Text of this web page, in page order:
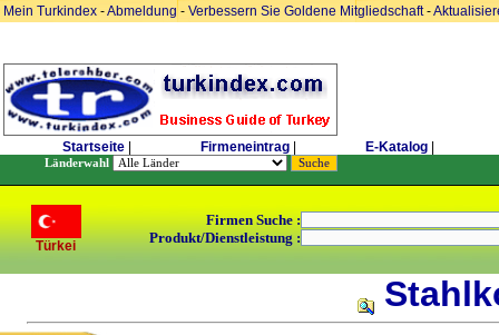
Mein Turkindex -Abmeldung- Verbessern Sie Goldene Mitgliedschaft-
Startseite Firmeneintrag E-Katalog
Länderwahl
Türkei
Firmen Suche :
Produkt/Dienstleistung :